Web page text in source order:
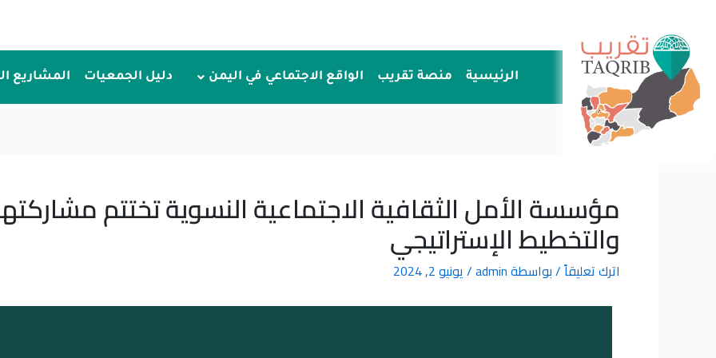
المحتوى
الرئيسية منصة تقريب الواقع الاجتماعي في اليمن دليل الجمعيات المشاريع
مؤسسة الأمل الثقافية الاجتماعية النسوية تختتم
والتخطيط الإستراتيجي
اترك تعليقاً/ بواسطةadmin
/يونيو 2, 2024